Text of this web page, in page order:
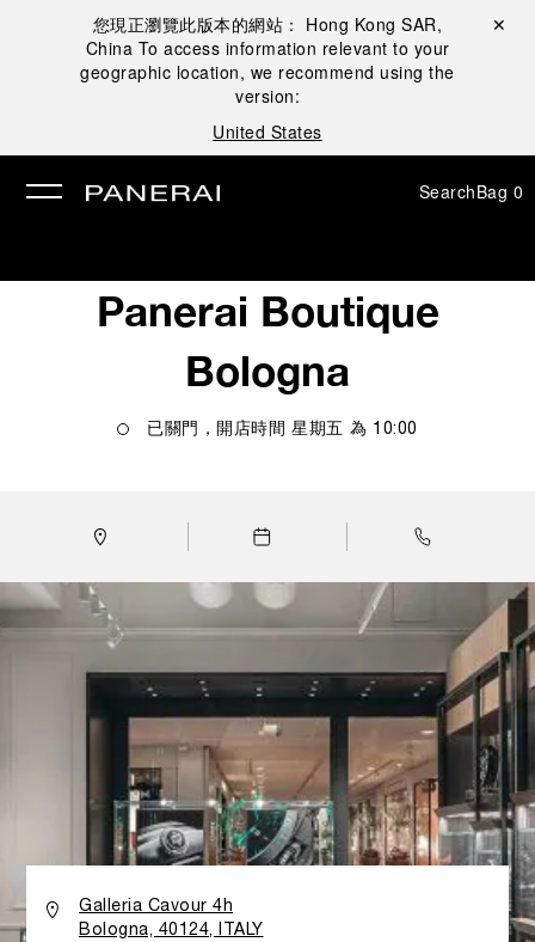
您現正瀏覽此版本的網站： Hong Kong SAR,
China To access information relevant to your
geographic location, we recommend using the
version:
United States
Close ✕
SearchBag 0
Panerai Boutique
Bologna
已關門，開店時間 星期五 為 10:00
Galleria Cavour 4h
Bologna, 40124, ITALY